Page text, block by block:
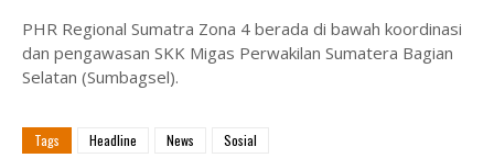
PHR Regional Sumatra Zona 4 berada di bawah koordinasi
dan pengawasan SKK Migas Perwakilan Sumatera Bagian
Selatan (Sumbagsel).
Tags Headline News Sosial